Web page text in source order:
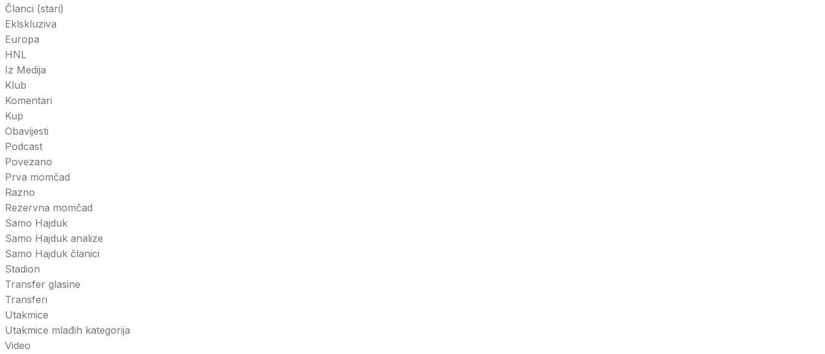
Članci (stari)
Eklskluziva
Europa
HNL
Iz Medija
Klub
Komentari
Kup
Obavijesti
Podcast
Povezano
Prva momčad
Razno
Rezervna momčad
Samo Hajduk
Samo Hajduk analize
Samo Hajduk članici
Stadion
Transfer glasine
Transferi
Utakmice
Utakmice mlađih kategorija
Video